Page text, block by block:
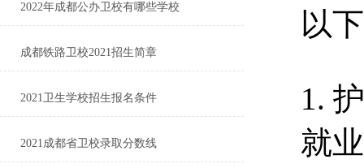
2022年成都公办卫校有哪些学校
成都铁路卫校2021招生简章
2021卫生学校招生报名条件
2021成都省卫校录取分数线
以
1.
就